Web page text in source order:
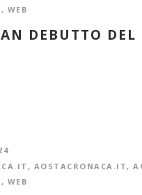
, WEB
DEBUTTO
, AOSTACRONACA.IT ,
, WEB